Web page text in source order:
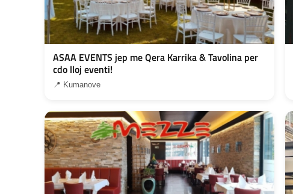
ASAA EVENTS jep me Qera Karrika & Tavolina per
cdo lloj eventi!
📍 Kumanove